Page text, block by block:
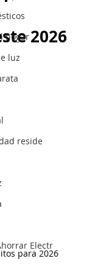
hogar
luz
reside
Electr
2026
para 2026